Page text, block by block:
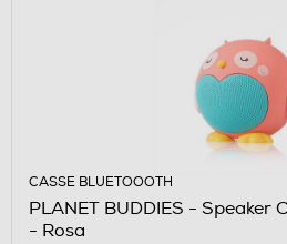
CASSE BLUETOOOTH
PLANET BUDDIES - Speaker
- Rosa